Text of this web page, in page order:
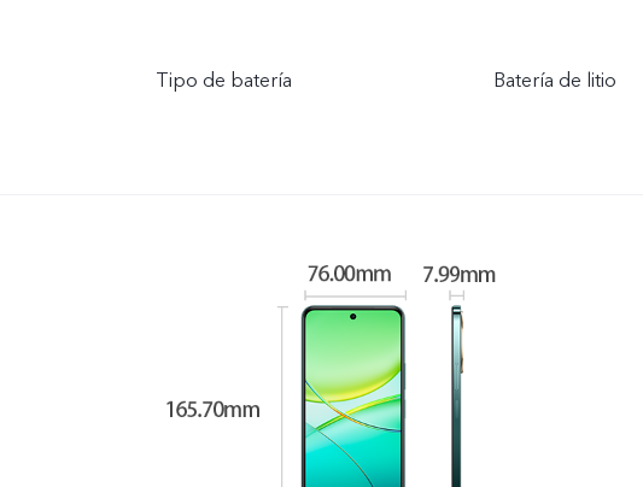
Tipo de batería Batería de litio